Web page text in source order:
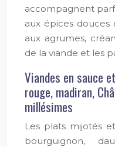
accompagnent
aux épices
aux agrumes,
de la viande et les
Viandes en sauce
rouge, madiran,
millésimes
Les plats mijotés
bourguignon,